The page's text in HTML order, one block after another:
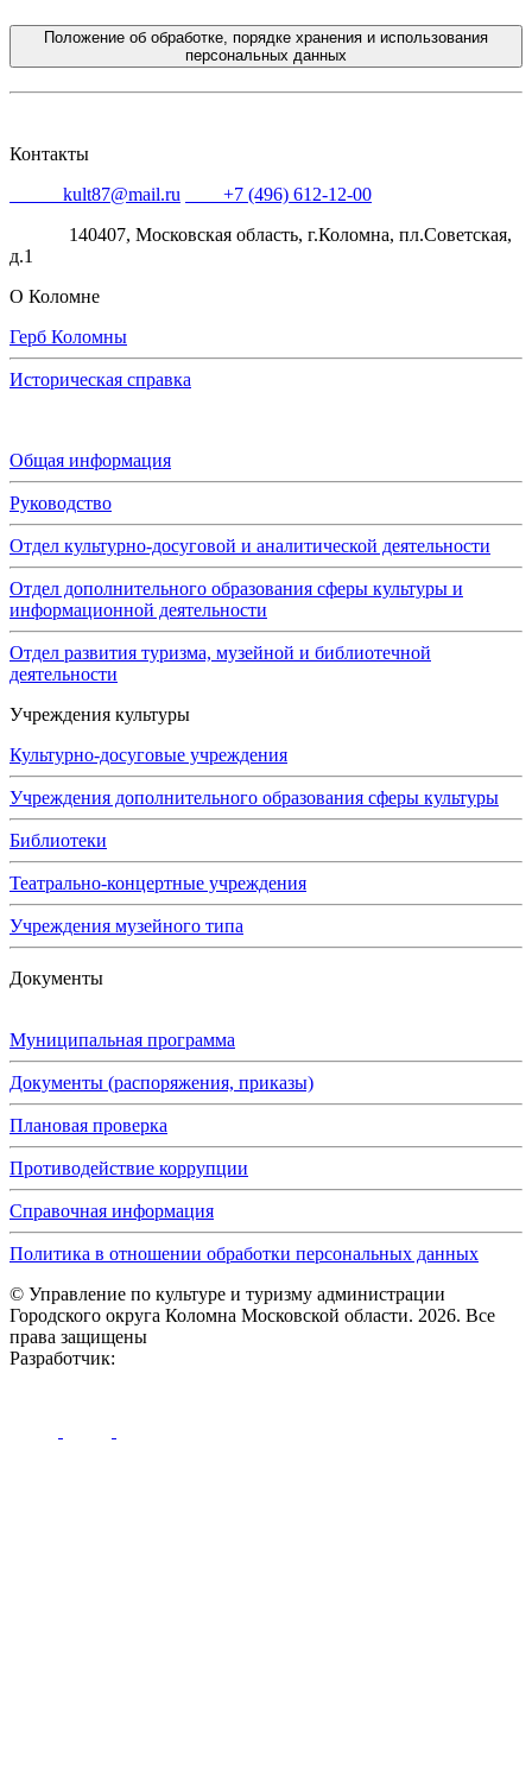
Положение об обработке, порядке хранения и использования
персональных данных
Контакты
kult87@mail.ru
+7 (496) 612-12-00
140407, Московская область, г.Коломна, пл.Советская,
д.1
О Коломне
Герб Коломны
Историческая справка
Общая информация
Руководство
Отдел культурно-досуговой и аналитической деятельности
Отдел дополнительного образования сферы культуры и
информационной деятельности
Отдел развития туризма, музейной и библиотечной
деятельности
Учреждения культуры
Культурно-досуговые учреждения
Учреждения дополнительного образования сферы культуры
Библиотеки
Театрально-концертные учреждения
Учреждения музейного типа
Документы
Муниципальная программа
Документы (распоряжения, приказы)
Плановая проверка
Противодействие коррупции
Справочная информация
Политика в отношении обработки персональных данных
© Управление по культуре и туризму администрации
Городского округа Коломна Московской области. 2026. Все
права защищены
Разработчик: